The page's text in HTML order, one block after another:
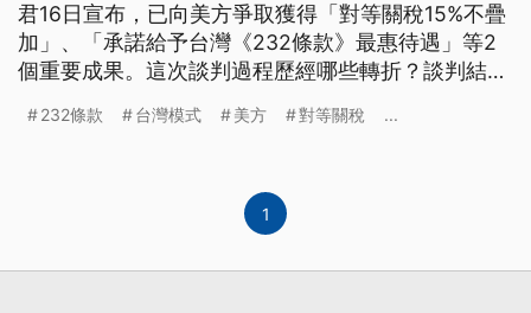
君16日宣布，已向美方爭取獲得「對等關稅15%不疊
加」、「承諾給予台灣《232條款》最惠待遇」等2
個重要成果。這次談判過程歷經哪些轉折？談判結果
232條款 台灣模式 美方 對等關稅 ...
1